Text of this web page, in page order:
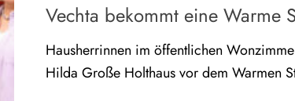
Vechta bekommt eine Warme
Hausherrinnen im öffentlichen
Hilda Große Holthaus vor dem Warmen